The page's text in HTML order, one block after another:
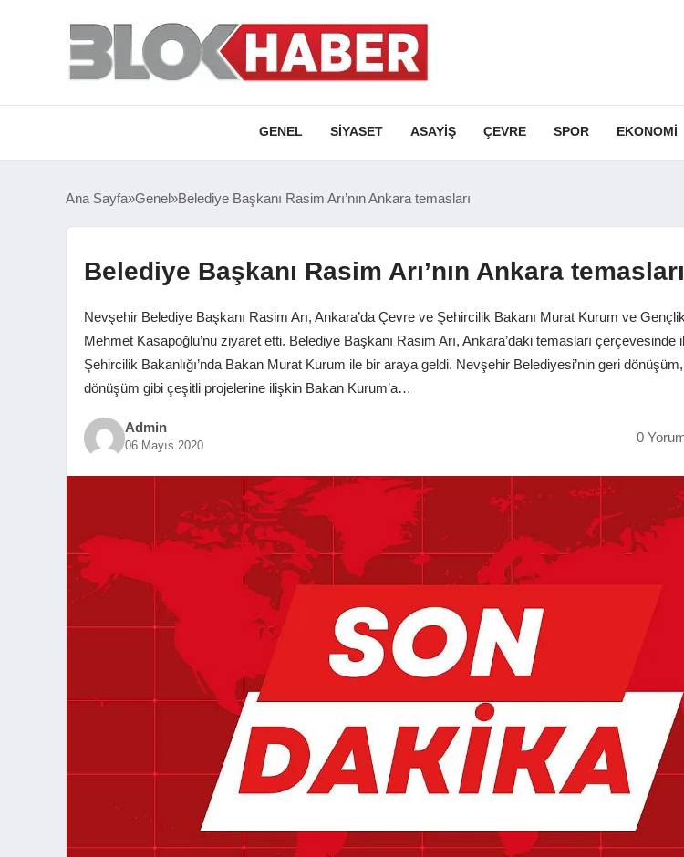
GENEL SIYASET ASAYIŞ ÇEVRE SPOR EKONOMI
Ana Sayfa Genel Belediye Başkanı Rasim Arı’nın Ankara temasları
Belediye Başkanı Rasim Arı’nın Ankara temasları
Nevşehir Belediye Başkanı Rasim Arı, Ankara’da Çevre ve Şehircilik Bakanı Murat Kurum ve
Mehmet Kasapoğlu’nu ziyaret etti. Belediye Başkanı Rasim Arı, Ankara’daki temasları
Şehircilik Bakanlığı’nda Bakan Murat Kurum ile bir araya geldi. Nevşehir Belediyesi’nin geri dönüşüm,
dönüşüm gibi çeşitli projelerine ilişkin Bakan Kurum’a…
Admin
06 Mayıs 2020 0